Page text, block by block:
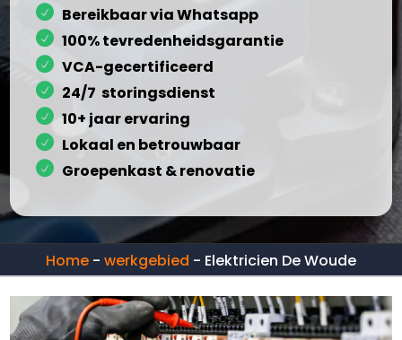
Bereikbaar via Whatsapp
100% tevredenheidsgarantie
VCA-gecertificeerd
24/7 storingsdienst
10+ jaar ervaring
Lokaal en betrouwbaar
Groepenkast & renovatie
Home - werkgebied - Elektricien De Woude